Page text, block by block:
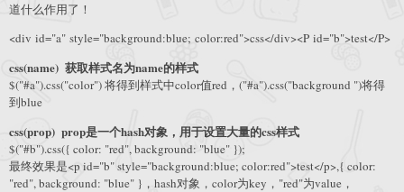
道什么作用了！
<div id="a" style="background:blue; color:red">css</div><P id="b">test</P>
css(name) 获取样式名为name的样式
$("#a").css("color") 将得到样式中color值red，("#a").css("background ")将得
到blue
css(prop) prop是一个hash对象，用于设置大量的css样式
$("#b").css({ color: "red", background: "blue" });
最终效果是<p id="b" style="background:blue; color:red">test</p>,{ color:
"red", background: "blue" }，hash对象，color为key，"red"为value，